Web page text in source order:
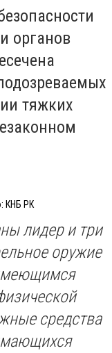
органов
тяжких
КНБ РК
лидер и три
оружие
средства